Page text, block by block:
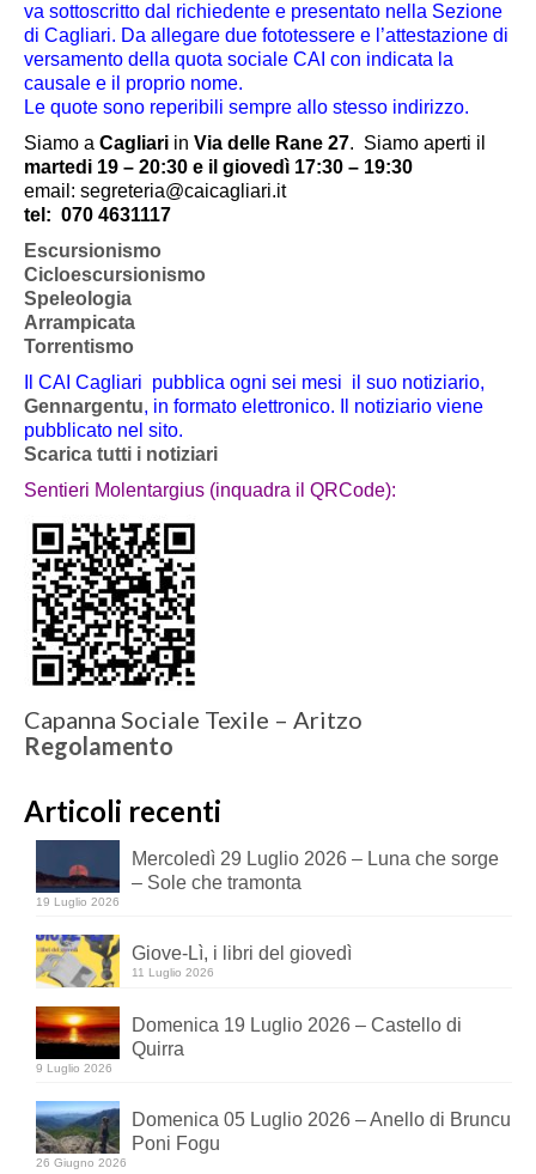
va sottoscritto dal richiedente e presentato nella Sezione
di Cagliari. Da allegare due fototessere e l’attestazione di
versamento della quota sociale CAI con indicata la
causale e il proprio nome.
Le quote sono reperibili sempre allo stesso indirizzo.
Siamo a Cagliari in Via delle Rane 27. Siamo aperti il
martedi 19 – 20:30 e il giovedì 17:30 – 19:30
email: segreteria@caicagliari.it
tel: 070 4631117
Escursionismo
Cicloescursionismo
Speleologia
Arrampicata
Torrentismo
Il CAI Cagliari pubblica ogni sei mesi il suo notiziario,
Gennargentu, in formato elettronico. Il notiziario viene
pubblicato nel sito.
Scarica tutti i notiziari
Sentieri Molentargius (inquadra il QRCode):
Capanna Sociale Texile – Aritzo
Regolamento
Articoli recenti
Mercoledì 29 Luglio 2026 – Luna che sorge
– Sole che tramonta
19 Luglio 2026
Giove-Lì, i libri del giovedì
11 Luglio 2026
Domenica 19 Luglio 2026 – Castello di
Quirra
9 Luglio 2026
Domenica 05 Luglio 2026 – Anello di Bruncu
Poni Fogu
26 Giugno 2026